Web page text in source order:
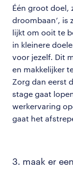
Één groot doel,
droombaan’, is
lijkt om ooit te
in kleinere
voor jezelf. Dit
en makkelijker
Zorg dan eerst
stage gaat
werkervaring
gaat het
3. maak er